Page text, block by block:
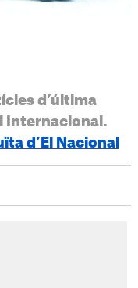
d’última
Internacional.
d’El Nacional